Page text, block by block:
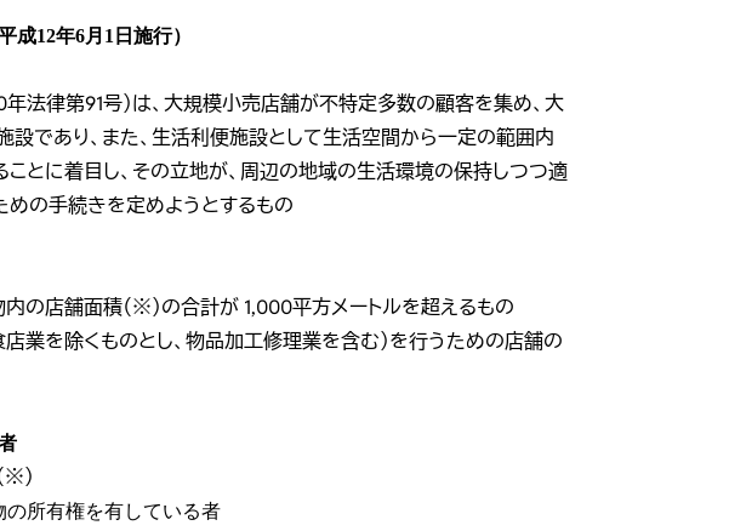
成12年6月1日施行）
法律第91号）は、大規模小売店舗が不特定多数の顧客を集め、大
であり、また、生活利便施設として生活空間から一定の範囲内
とに着目し、その立地が、周辺の地域の生活環境の保持しつつ適
の手続きを定めようとするもの
の店舗面積（※）の合計が 1,000平方メートルを超えるもの
店業を除くものとし、物品加工修理業を含む）を行うための店舗の
）
所有権を有している者